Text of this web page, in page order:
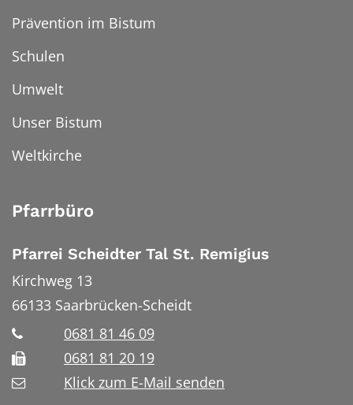
Prävention im Bistum
Schulen
Umwelt
Unser Bistum
Weltkirche
Pfarrbüro
Pfarrei Scheidter Tal St. Remigius
Kirchweg 13
66133 Saarbrücken-Scheidt
0681 81 46 09
0681 81 20 19
Klick zum E-Mail senden